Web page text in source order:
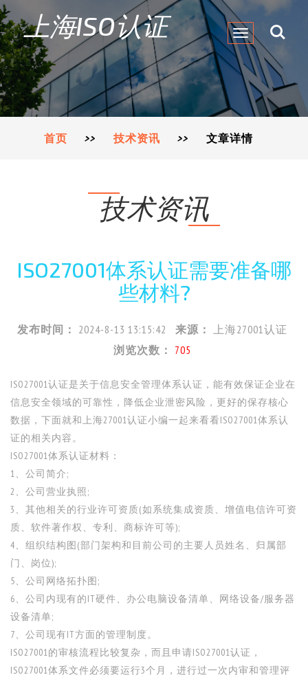
Toggle
navigation
上海ISO认证
首页 >> 技术资讯 >> 文章详情
技术资讯
ISO27001体系认证需要准备哪
些材料?
发布时间： 2024-8-13 13:15:42 来源： 上海27001认证
浏览次数： 705
ISO27001认证是关于信息安全管理体系认证，能有效保证企业在
信息安全领域的可靠性，降低企业泄密风险，更好的保存核心
数据，下面就和上海27001认证小编一起来看看ISO27001体系认
证的相关内容。
ISO27001体系认证材料：
1、公司简介;
2、公司营业执照;
3、其他相关的行业许可资质(如系统集成资质、增值电信许可资
质、软件著作权、专利、商标许可等);
4、组织结构图(部门架构和目前公司的主要人员姓名、归属部
门、岗位);
5、公司网络拓扑图;
6、公司内现有的IT硬件、办公电脑设备清单、网络设备/服务器
设备清单;
7、公司现有IT方面的管理制度。
ISO27001的审核流程比较复杂，而且申请ISO27001认证，
ISO27001体系文件必须要运行3个月，进行过一次内审和管理评